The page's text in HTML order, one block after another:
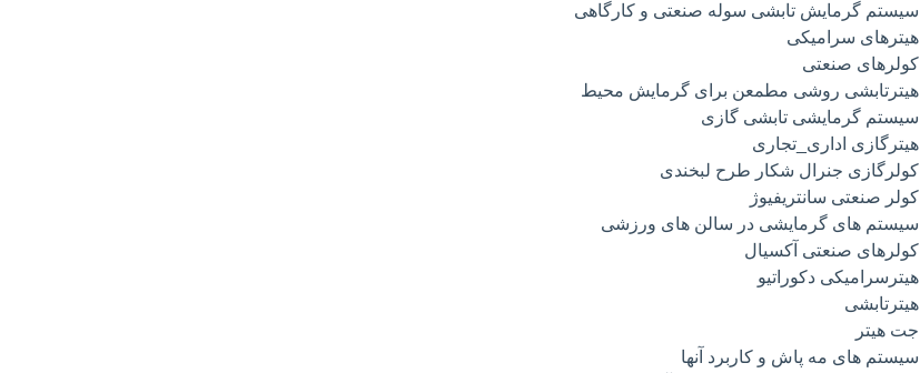
سیستم گرمایش تابشی سوله صنعتی و کارگاهی
هیترهای سرامیکی
کولرهای صنعتی
هیترتابشی روشی مطمعن برای گرمایش محیط
سیستم گرمایشی تابشی گازی
هیترگازی اداری_تجاری
کولرگازی جنرال شکار طرح لبخندی
کولر صنعتی سانتریفیوژ
سیستم های گرمایشی در سالن های ورزشی
کولرهای صنعتی آکسیال
هیترسرامیکی دکوراتیو
هیترتابشی
جت هیتر
سیستم های مه پاش و کاربرد آنها